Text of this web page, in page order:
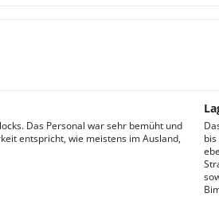
Das Personal war sehr bemüht und
entspricht, wie meistens im Ausland,